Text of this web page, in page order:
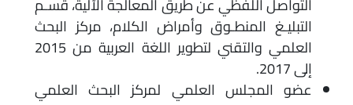
التبليـغ المنطـوق وأمراض الكلام، مركز البحث
العلمي والتقني لتطوير اللغة العربية من 2015
إلى 2017.
عضو المجلس العلمي لمركز البحث العلمي